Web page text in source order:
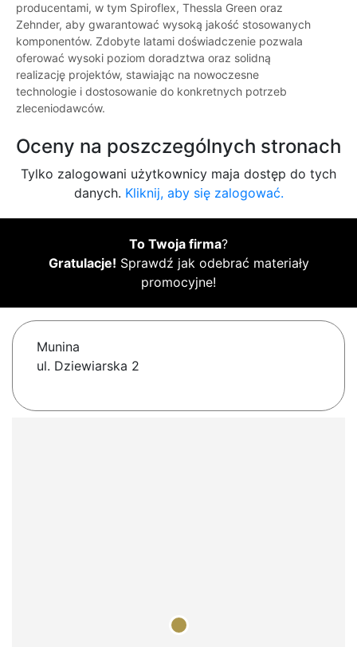
producentami, w tym Spiroflex, Thessla Green oraz
Zehnder, aby gwarantować wysoką jakość stosowanych
komponentów. Zdobyte latami doświadczenie pozwala
oferować wysoki poziom doradztwa oraz solidną
realizację projektów, stawiając na nowoczesne
technologie i dostosowanie do konkretnych potrzeb
zleceniodawców.
Oceny na poszczególnych stronach
Tylko zalogowani użytkownicy maja dostęp do tych
danych. Kliknij, aby się zalogować.
To Twoja firma?
Gratulacje! Sprawdź jak odebrać materiały
promocyjne!
Munina
ul. Dziewiarska 2